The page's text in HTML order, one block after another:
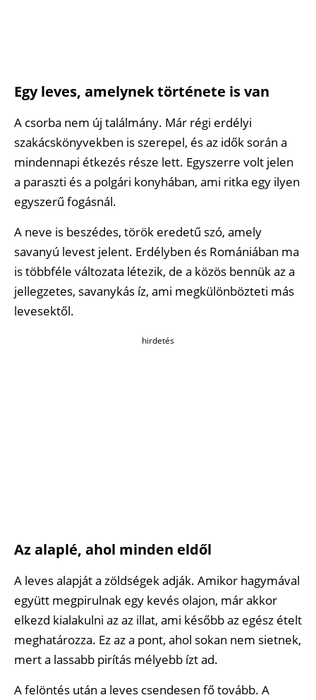
Egy leves, amelynek története is van
A csorba nem új találmány. Már régi erdélyi
szakácskönyvekben is szerepel, és az idők során a
mindennapi étkezés része lett. Egyszerre volt jelen
a paraszti és a polgári konyhában, ami ritka egy ilyen
egyszerű fogásnál.
A neve is beszédes, török eredetű szó, amely
savanyú levest jelent. Erdélyben és Romániában ma
is többféle változata létezik, de a közös bennük az a
jellegzetes, savanykás íz, ami megkülönbözteti más
levesektől.
hirdetés
Az alaplé, ahol minden eldől
A leves alapját a zöldségek adják. Amikor hagymával
együtt megpirulnak egy kevés olajon, már akkor
elkezd kialakulni az az illat, ami később az egész ételt
meghatározza. Ez az a pont, ahol sokan nem sietnek,
mert a lassabb pirítás mélyebb ízt ad.
A felöntés után a leves csendesen fő tovább. A